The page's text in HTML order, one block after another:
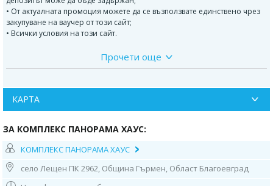
• От актуалната промоция можете да се възползвате единствено чрез
закупуване на ваучер от този сайт;
• Всички условия на този сайт.
размер на 100.00 лв или 300 лв за Панорама Хаус,
предоставен в брой от клиента (представител на групата, извършил
резервацията). Този депозит гарантира покриването на евентуални
следи от пушене по стаите, освобождаване след посочения час, следи
от домашни любимци (косми по мебелите или следи от урина) при
ползването на вилите, механите, кухните, двора, в следствие
неспазване на условията и правилата в къщите за гости.
• Депозитът се възстановява на клиента в деня на напускане. В случай
Прочети още
КАРТА
ЗА КОМПЛЕКС ПАНОРАМА ХАУС:
КОМПЛЕКС ПАНОРАМА ХАУС
село Лещен ПК 2962, Община Гърмен, Област Благоевград